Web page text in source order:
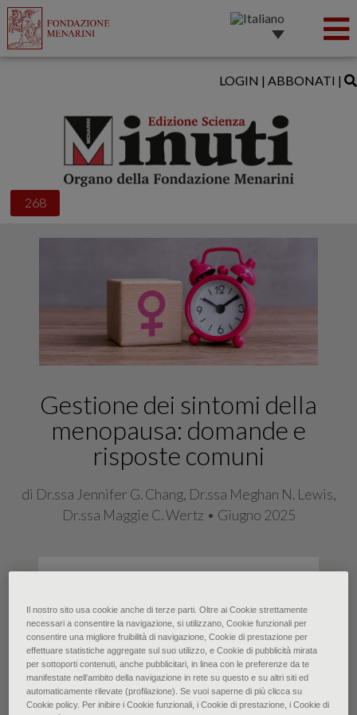
268
LOGIN | ABBONATI |
Gestione dei sintomi della
menopausa: domande e
risposte comuni
di Dr.ssa Jennifer G. Chang, Dr.ssa Meghan N. Lewis,
Dr.ssa Maggie C. Wertz • Giugno 2025
I sintomi della menopausa sono
significativo sulla qualità della vita. I
sintomi menopausali più comuni
sono quelli vasomotori (vampate di
calore e sudorazione notturna) e
Il nostro sito usa cookie anche di terze parti. Oltre ai Cookie strettamente
necessari a consentire la navigazione, si utilizzano, Cookie funzionali per
consentire una migliore fruibilità di navigazione, Cookie di prestazione per
effettuare statistiche aggregate sul suo utilizzo, e Cookie di pubblicità mirata
per sottoporti contenuti, anche pubblicitari, in linea con le preferenze da te
manifestate nell‘ambito della navigazione in rete su questo e su altri siti ed
automaticamente rilevate (profilazione). Se vuoi saperne di più clicca su
Cookie policy. Per inibire i Cookie funzionali, i Cookie di prestazione, i Cookie di